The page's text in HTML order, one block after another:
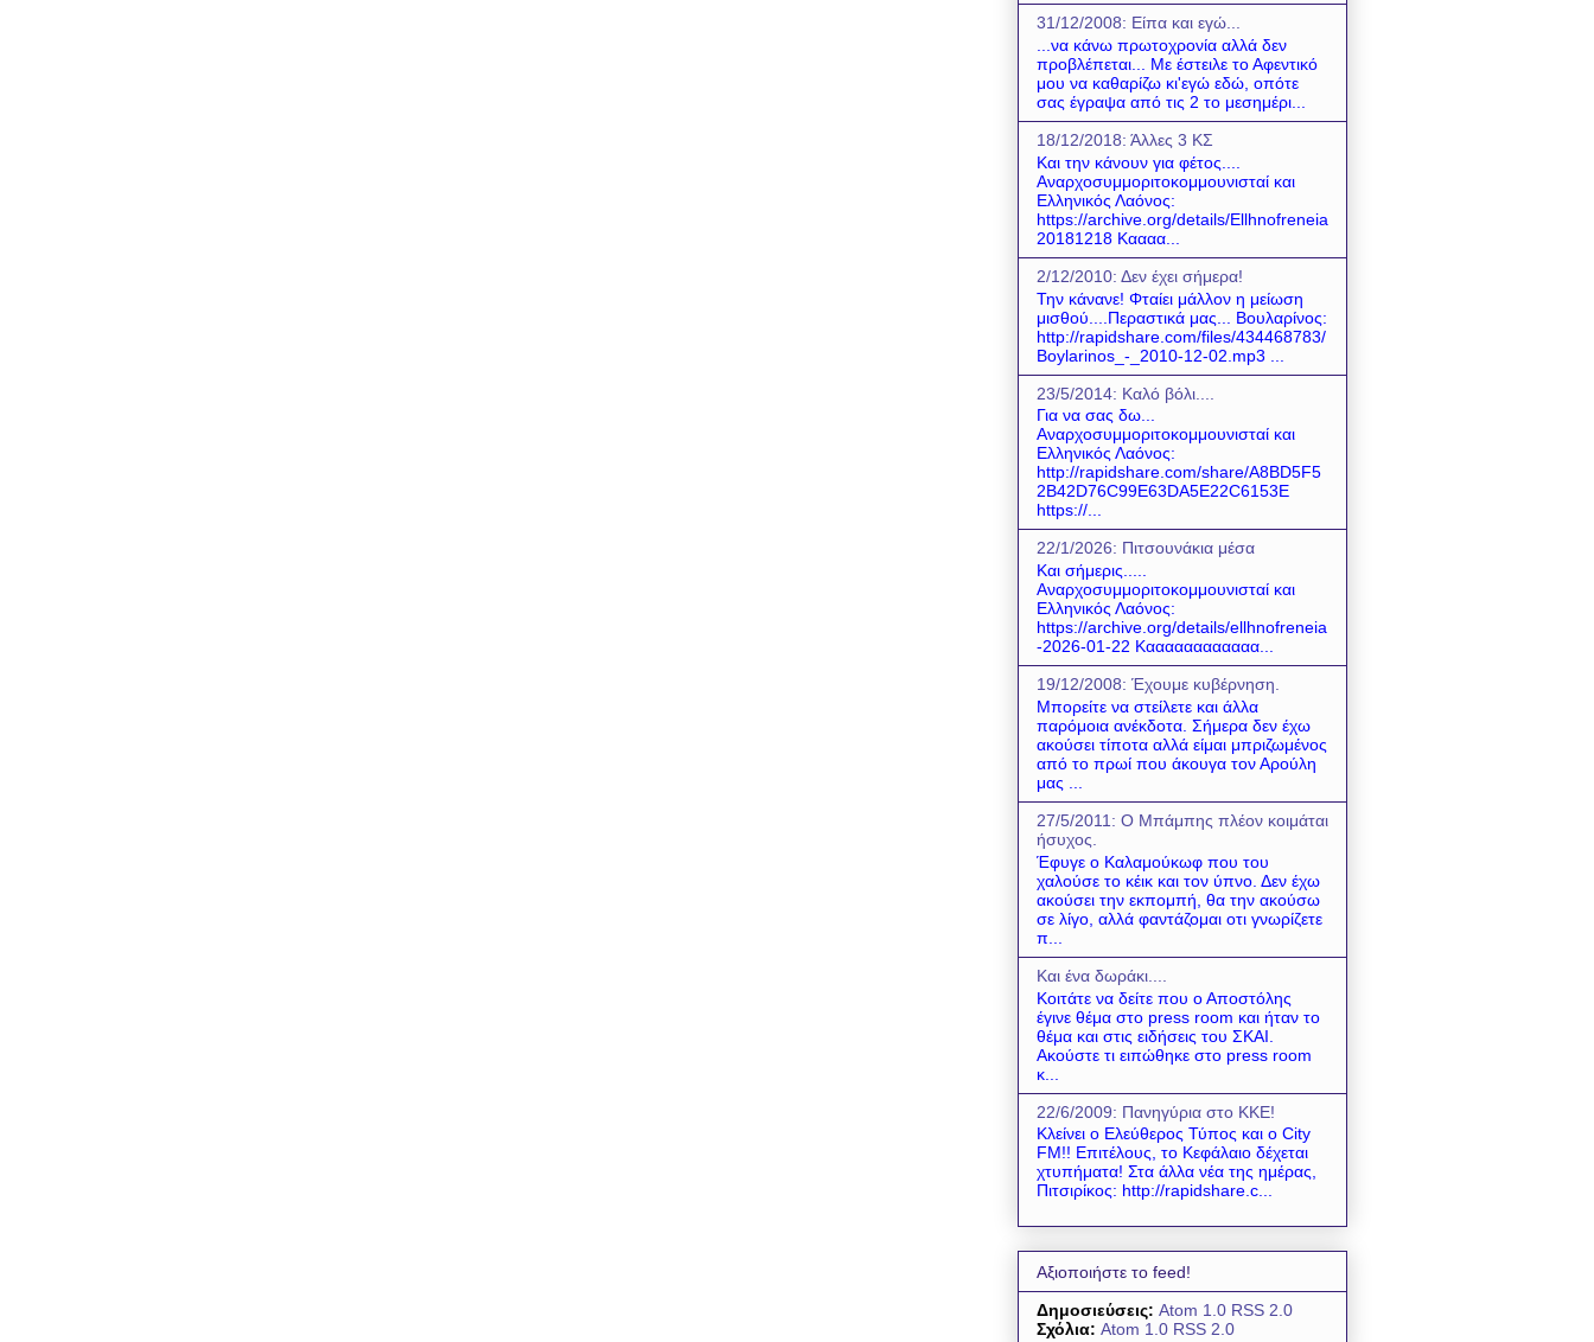
31/12/2008: Είπα και εγώ...
...να κάνω πρωτοχρονία αλλά δεν
προβλέπεται... Με έστειλε το Αφεντικό
μου να καθαρίζω κι'εγώ εδώ, οπότε
σας έγραψα από τις 2 το μεσημέρι...
18/12/2018: Άλλες 3 ΚΣ
Και την κάνουν για φέτος....
Αναρχοσυμμοριτοκομμουνισταί και
Ελληνικός Λαόνος:
https://archive.org/details/Ellhnofreneia
20181218 Καααα...
2/12/2010: Δεν έχει σήμερα!
Την κάνανε! Φταίει μάλλον η μείωση
μισθού....Περαστικά μας... Βουλαρίνος:
http://rapidshare.com/files/434468783/
Boylarinos_-_2010-12-02.mp3 ...
23/5/2014: Καλό βόλι....
Για να σας δω...
Αναρχοσυμμοριτοκομμουνισταί και
Ελληνικός Λαόνος:
http://rapidshare.com/share/A8BD5F5
2B42D76C99E63DA5E22C6153E
https://...
22/1/2026: Πιτσουνάκια μέσα
Και σήμερις.....
Αναρχοσυμμοριτοκομμουνισταί και
Ελληνικός Λαόνος:
https://archive.org/details/ellhnofreneia
-2026-01-22 Καααααααααααα...
19/12/2008: Έχουμε κυβέρνηση.
Μπορείτε να στείλετε και άλλα
παρόμοια ανέκδοτα. Σήμερα δεν έχω
ακούσει τίποτα αλλά είμαι μπριζωμένος
από το πρωί που άκουγα τον Αρούλη
μας ...
27/5/2011: O Mπάμπης πλέον κοιμάται
ήσυχος.
Έφυγε ο Καλαμούκωφ που του
χαλούσε το κέικ και τον ύπνο. Δεν έχω
ακούσει την εκπομπή, θα την ακούσω
σε λίγο, αλλά φαντάζομαι οτι γνωρίζετε
π...
Και ένα δωράκι....
Κοιτάτε να δείτε που ο Αποστόλης
έγινε θέμα στο press room και ήταν το
θέμα και στις ειδήσεις του ΣΚΑΙ.
Ακούστε τι ειπώθηκε στο press room
κ...
22/6/2009: Πανηγύρια στο ΚΚΕ!
Κλείνει ο Ελεύθερος Τύπος και ο City
FM!! Επιτέλους, το Κεφάλαιο δέχεται
χτυπήματα! Στα άλλα νέα της ημέρας,
Πιτσιρίκος: http://rapidshare.c...
Αξιοποιήστε το feed!
Δημοσιεύσεις: Atom 1.0 RSS 2.0
Σχόλια: Atom 1.0 RSS 2.0